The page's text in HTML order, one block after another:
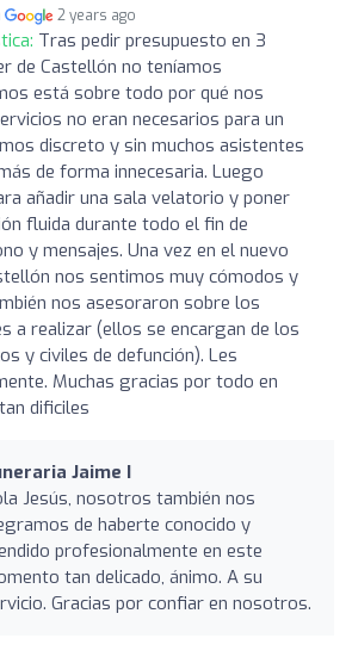
2 years ago
Tras pedir presupuesto en 3
de Castellón no teníamos
está sobre todo por qué nos
no eran necesarios para un
discreto y sin muchos asistentes
de forma innecesaria. Luego
añadir una sala velatorio y poner
fluida durante todo el fin de
y mensajes. Una vez en el nuevo
nos sentimos muy cómodos y
nos asesoraron sobre los
a realizar (ellos se encargan de los
y civiles de defunción). Les
Muchas gracias por todo en
dificiles
Jaime I
Jesús, nosotros también nos
de haberte conocido y
profesionalmente en este
tan delicado, ánimo. A su
Gracias por confiar en nosotros.